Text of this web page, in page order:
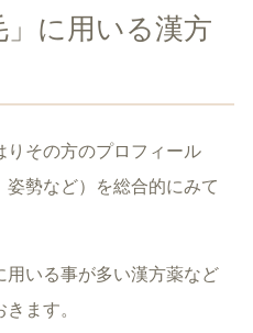
に用いる漢方
りその方のプロフィール
姿勢など）を総合的にみて
いる事が多い漢方薬など
ます。